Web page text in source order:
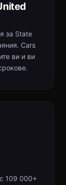
за State
Cars
ви и ви
109 000+